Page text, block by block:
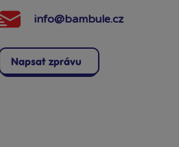
info@bambule.cz
Napsat zprávu